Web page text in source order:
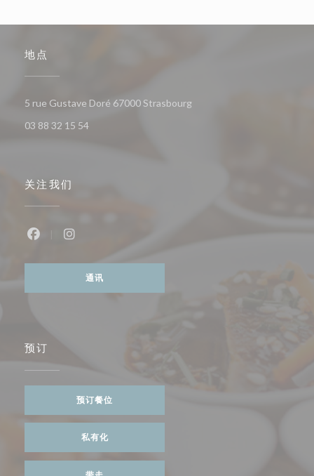
地点
5 rue Gustave Doré 67000 Strasbourg((在新窗口中打开))
03 88 32 15 54
关注我们
通讯
预订
预订餐位
私有化